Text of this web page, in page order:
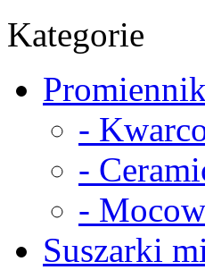
Kategorie
-
-
-
Suszarki